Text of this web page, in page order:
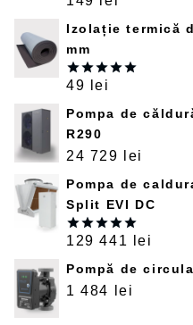
Оцінено в
Izolație termică
mm
Оцінено в
49 lei
Pompa de
R290
24 729 lei
Pompa de
Split EVI DC
Оцінено в
129 441 lei
Pompă de
1 484 lei